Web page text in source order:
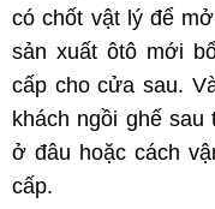
có chốt vật lý để
sản xuất ôtô mới
cấp cho cửa sau.
khách ngồi ghế sau
ở đâu hoặc cách
cấp.